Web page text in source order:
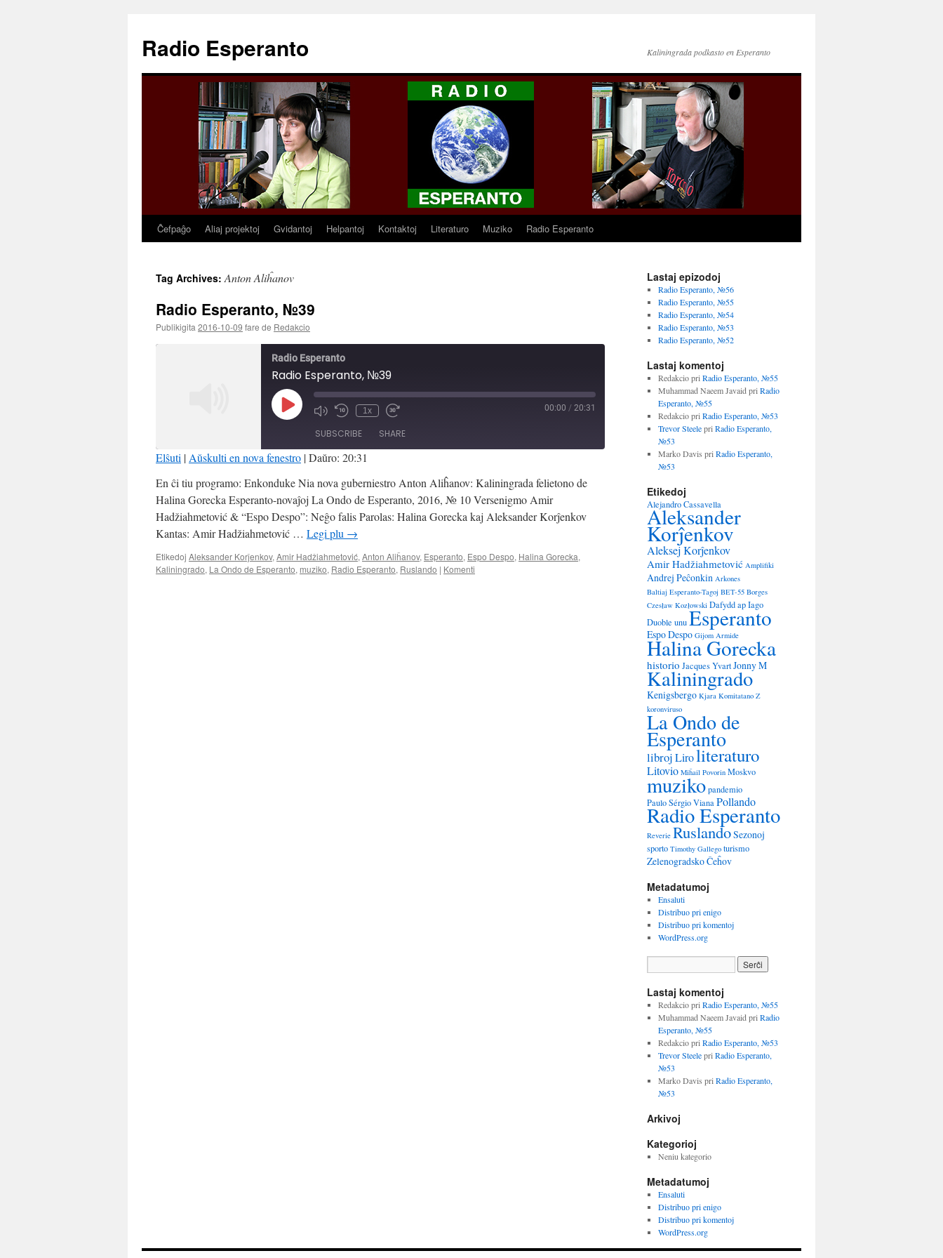
Radio Esperanto Kaliningrada podkasto en Esperanto
Skip
content
Ĉefpaĝo Aliaj projektoj Gvidantoj Helpantoj Kontaktoj Literaturo Muziko Radio Esperanto
Tag Archives:Anton Aliĥanov
Radio Esperanto, №39
Publikigita 2016-10-09 fare de Redakcio
Radio Esperanto
Radio Esperanto, №39
Play
Episode Mute/Unmute
Rewind
Seconds
1x
Fast
30
seconds
00:00 / 20:31
SUBSCRIBE SHARE
RSS FEED
SHARE
LINK
EMBED
Elŝuti | Aŭskulti en nova fenestro |Daŭro: 20:31
En ĉi tiu programo: Enkonduke Nia nova guberniestro Anton Aliĥanov: Kaliningrada felietono de
Halina Gorecka Esperanto-novaĵoj La Ondo de Esperanto, 2016, № 10 Versenigmo Amir
Hadžiahmetović & “Espo Despo”: Neĝo falis Parolas: Halina Gorecka kaj Aleksander Korĵenkov
Kantas: Amir Hadžiahmetović … Legi plu →
Etikedoj Aleksander Korĵenkov, Amir Hadžiahmetović, Anton Aliĥanov, Esperanto, Espo Despo, Halina Gorecka,
Kaliningrado, La Ondo de Esperanto, muziko, Radio Esperanto, Ruslando | Komenti
Lastaj epizodoj
Radio Esperanto, №56
Radio Esperanto, №55
Radio Esperanto, №54
Radio Esperanto, №53
Radio Esperanto, №52
Lastaj komentoj
Redakciopri Radio Esperanto, №55
Muhammad Naeem Javaid pri Radio
Esperanto, №55
Redakciopri Radio Esperanto, №53
Trevor Steelepri Radio Esperanto,
№53
Marko Davis pri Radio Esperanto,
№53
Etikedoj
Alejandro Cassavella
Aleksander
Korĵenkov
Aleksej Korĵenkov
Amir Hadžiahmetović Amplifiki
Andrej Peĉonkin Arkones
Baltiaj Esperanto-Tagoj BET-55 Borges
Czesław Kozłowski Dafydd ap Iago
Duoble unuEsperanto
Espo Despo Gijom Armide
Halina Gorecka
historio Jacques YvartJonny M
Kaliningrado
Kenigsbergo Kjara Komitatano Z
koronviruso
La Ondo de
Esperanto
librojLiroliteraturo
Litovio Miĥail Povorin Moskvo
muzikopandemio
Paulo Sérgio Viana Pollando
Radio Esperanto
Reverie RuslandoSezonoj
sporto Timothy Gallego turismo
ZelenogradskoĈeĥov
Metadatumoj
Ensaluti
Distribuo pri enigo
Distribuo pri komentoj
WordPress.org
Lastaj komentoj
Redakciopri Radio Esperanto, №55
Muhammad Naeem Javaid pri Radio
Esperanto, №55
Redakciopri Radio Esperanto, №53
Trevor Steelepri Radio Esperanto,
№53
Marko Davis pri Radio Esperanto,
№53
Arkivoj
Kategorioj
Neniu kategorio
Metadatumoj
Ensaluti
Distribuo pri enigo
Distribuo pri komentoj
WordPress.org